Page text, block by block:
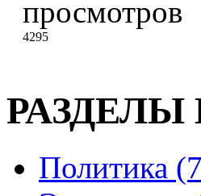
4295
Политика